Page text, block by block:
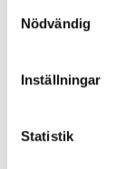
Nödvändig
Inställningar
Statistik
Enorma